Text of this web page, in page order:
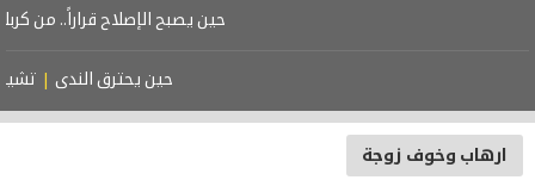
حين يصبح الإصلاح قراراً.. من كربلاء
حين يحترق الندى | تشييع
وخوف زوجة